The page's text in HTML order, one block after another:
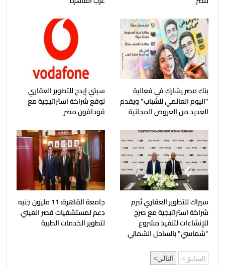
بنك مصر يشارك في فعالية
"اليوم العالمي للشباب" ويقدم
العديد من العروض المجانية
سيتي إيدج للتطوير العقاري
توقع شراكة استراتيجية مع
ڤودافون مصر
سيراك للتطوير العقاري تُبرم
شراكة استراتيجية مع صرح
للإنشاءات لتنفيذ مشروع
"شماسي" بالساحل الشمالي
جامعة القاهرة: 11 مليون جنيه
دعم لمستشفيات قصر العيني
لتطوير الخدمات الطبية
السابق التالي